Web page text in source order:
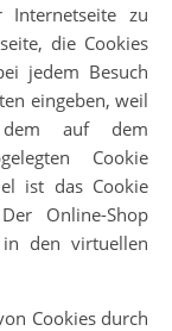
Internetseite zu
die Cookies
jedem Besuch
eingeben, weil
auf dem
Cookie
ist das Cookie
Online-Shop
den virtuellen
Cookies durch